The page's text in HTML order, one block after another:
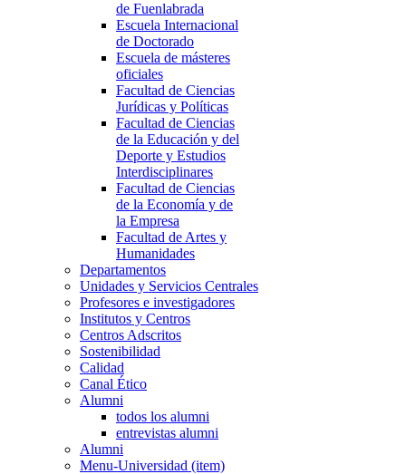
de Fuenlabrada
Escuela Internacional
de Doctorado
Escuela de másteres
oficiales
Facultad de Ciencias
Jurídicas y Políticas
Facultad de Ciencias
de la Educación y del
Deporte y Estudios
Interdisciplinares
Facultad de Ciencias
de la Economía y de
la Empresa
Facultad de Artes y
Humanidades
Departamentos
Unidades y Servicios Centrales
Profesores e investigadores
Institutos y Centros
Centros Adscritos
Sostenibilidad
Calidad
Canal Ético
Alumni
todos los alumni
entrevistas alumni
Alumni
Menu-Universidad (item)